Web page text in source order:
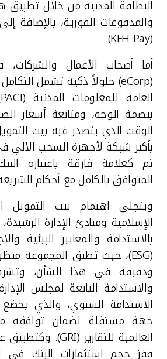
البطاقة المدنية من خلال تطبيق
والمدفوعات الفورية، بالإضافة
(
KFH Pay
).
أما أصحاب الأعمال
(
eCorp) حلولاً ذكية تشمل
العامة للمعلومات المدنية (PACI
ببصمة الوجه، ومتابعة أسعار
الوقت الذي يتصدر فيه بيت
بأكبر شبكة لأجهزة السحب الآلي
تم كعلامة فارقة باعتباره
المتوافق بالكامل مع أحكام
ويتجلى اهتمام بيت التمويل
الإسلامية ومبادئ الإدارة
بالاستدامة والمعايير البيئية
(
ESG)، حيث تطبق المجموعة
ودقيقة في هذا الشأن،
والاستدامة التابعة لمجلس
الاستدامة السنوي، والذي
جهة مستقلة لضمان توافقه مع
العالمية للتقارير (GRI). وكتطبيق
قفز حجم استثمارات البنك في